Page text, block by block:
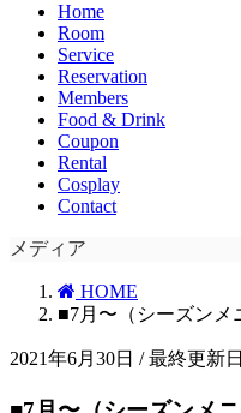
Home
Room
Service
Reservation
Members
Food & Drink
Coupon
Rental
Cosplay
Contact
メディア
HOME
■7月〜（シーズンメ
2021年6月30日 / 最終更新